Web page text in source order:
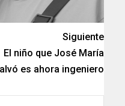
Siguiente
El niño que José María
es ahora ingeniero